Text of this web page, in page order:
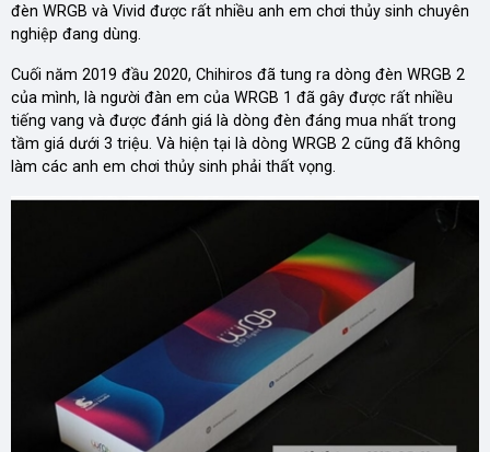
đèn WRGB và Vivid được rất nhiều anh em chơi thủy sinh chuyên
nghiệp đang dùng.
Cuối năm 2019 đầu 2020, Chihiros đã tung ra dòng đèn WRGB 2
của mình, là người đàn em của WRGB 1 đã gây được rất nhiều
tiếng vang và được đánh giá là dòng đèn đáng mua nhất trong
tầm giá dưới 3 triệu. Và hiện tại là dòng WRGB 2 cũng đã không
làm các anh em chơi thủy sinh phải thất vọng.